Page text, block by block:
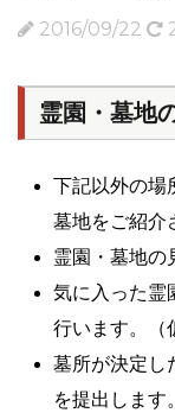
2016/09/22
霊園・墓地
下記以外の場
墓地をご紹介
霊園・墓地の
気に入った霊
行います。（
墓所が決定し
を提出します。